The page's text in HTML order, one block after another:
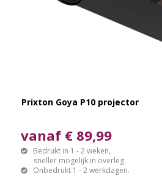
Prixton Goya P10 projector
vanaf € 89,99
Bedrukt in 1 - 2 weken,
sneller mogelijk in overleg.
Onbedrukt 1 - 2 werkdagen.